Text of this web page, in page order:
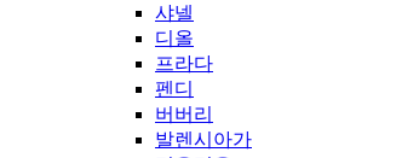
샤넬
디올
프라다
펜디
버버리
발렌시아가